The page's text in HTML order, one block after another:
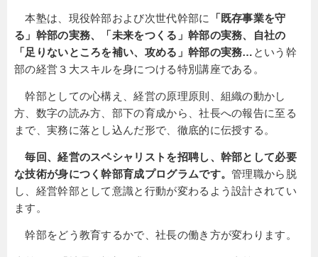
本塾は、現役幹部および次世代幹部に
「既存事業を守
る」幹部の実務、「未来をつくる」幹部の実務、自社の
「足りないところを補い、攻める」幹部の実務… という幹
部の経営３大スキルを身につける特別講座である。
幹部としての心構え、経営の原理原則、組織の動かし
方、数字の読み方、部下の育成から、社長への報告に至る
まで、実務に落とし込んだ形で、徹底的に伝授する。
毎回、経営のスペシャリストを招聘し、幹部として必要
な技術が身につく幹部育成プログラムです。管理職から脱
し、経営幹部として意識と行動が変わるよう設計されてい
ます。
幹部をどう教育するかで、社長の働き方が変わります。